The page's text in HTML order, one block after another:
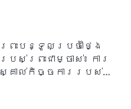
ព្រះបន្ទូលប្រចាំថ្ងៃ
របស់ព្រះជាម្ចាស់៖ ការ
ស្គាល់កិច្ចការរបស់